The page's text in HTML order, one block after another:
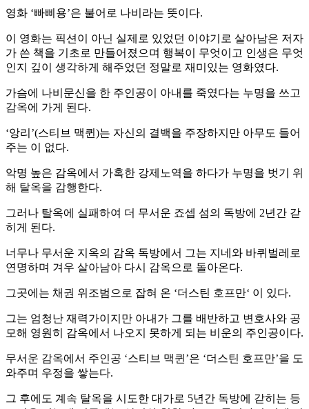
영화 ‘빠삐용’은 불어로 나비라는 뜻이다.
이 영화는 픽션이 아닌 실제로 있었던 이야기로 살아남은 저자
가 쓴 책을 기초로 만들어졌으며 행복이 무엇이고 인생은 무엇
인지 깊이 생각하게 해주었던 정말로 재미있는 영화였다.
가슴에 나비문신을 한 주인공이 아내를 죽였다는 누명을 쓰고
감옥에 가게 된다.
‘앙리’(스티브 맥퀸)는 자신의 결백을 주장하지만 아무도 들어
주는 이 없다.
악명 높은 감옥에서 가혹한 강제노역을 하다가 누명을 벗기 위
해 탈옥을 감행한다.
그러나 탈옥에 실패하여 더 무서운 죠셉 섬의 독방에 2년간 갇
히게 된다.
너무나 무서운 지옥의 감옥 독방에서 그는 지네와 바퀴벌레로
연명하며 겨우 살아남아 다시 감옥으로 돌아온다.
그곳에는 채권 위조범으로 잡혀 온 ‘더스틴 호프만‘ 이 있다.
그는 엄청난 재력가이지만 아내가 그를 배반하고 변호사와 공
모해 영원히 감옥에서 나오지 못하게 되는 비운의 주인공이다.
무서운 감옥에서 주인공 ‘스티브 맥퀸’은 ‘더스틴 호프만’을 도
와주며 우정을 쌓는다.
그 후에도 계속 탈옥을 시도한 대가로 5년간 독방에 갇히는 등